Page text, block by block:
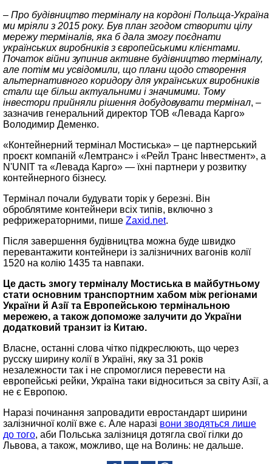
– Про будівництво терміналу на кордоні Польща-Україна
ми мріяли з 2015 року. Був план згодом створити цілу
мережу терміналів, яка б дала змогу поєднати
українських виробників з європейськими клієнтами.
Початок війни зупинив активне будівництво терміналу,
але потім ми усвідомили, що плани щодо створення
альтернативного коридору для українських виробників
стали ще більш актуальними і значимими. Тому
інвестори прийняли рішення добудовувати термінал, –
зазначив генеральний директор ТОВ «Левада Карго»
Володимир Деменко.
«Контейнерний термінал Мостиська» – це партнерський
проєкт компаній «Лемтранс» і «Рейл Транс Інвестмент», а
N'UNIT та «Левада Карго» — їхні партнери у розвитку
контейнерного бізнесу.
Термінал почали будувати торік у березні. Він
оброблятиме контейнери всіх типів, включно з
рефрижераторними, пише Zaxid.net.
Після завершення будівництва можна буде швидко
перевантажити контейнери із залізничних вагонів колії
1520 на колію 1435 та навпаки.
Це дасть змогу терміналу Мостиська в майбутньому
стати основним транспортним хабом між регіонами
України й Азії та Европейською термінальною
мережею, а також допоможе залучити до України
додатковий транзит із Китаю.
Власне, останні слова чітко підкреслюють, що через
русску ширину колії в Україні, яку за 31 років
незалежности так і не спромоглися перевести на
европейські рейки, Україна таки відноситься за світу Азії, а
не є Европою.
Наразі починання запровадити евростандарт ширини
залізничної колії вже є. Але наразі вони зводяться лише
до того, аби Польська залізниця дотягла свої гілки до
Львова, а також, можливо, ще на Волинь: не дальше.